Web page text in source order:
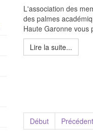
L'association des
des palmes
Haute Garonne vous
Lire la suite...
Début Précédent